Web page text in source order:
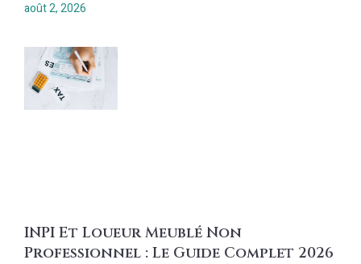
août 2, 2026
INPI Et Loueur Meublé Non
Professionnel : Le Guide Complet 2026